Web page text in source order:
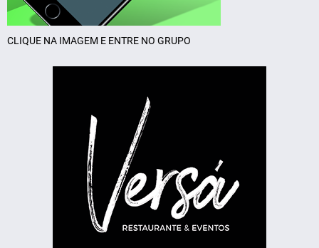
CLIQUE NA IMAGEM E ENTRE NO GRUPO